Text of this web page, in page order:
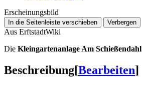
Erscheinungsbild
In die Seitenleiste verschieben Verbergen
Aus ErftstadtWiki
Die Kleingartenanlage Am Schießendahl
Beschreibung[Bearbeiten]